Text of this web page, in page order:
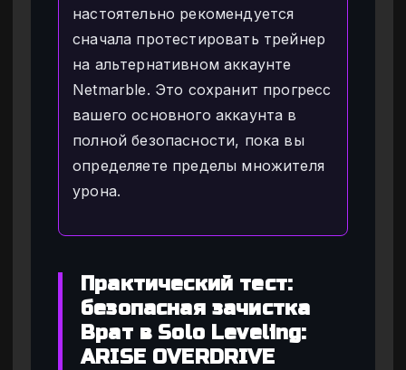
настоятельно рекомендуется
сначала протестировать трейнер
на альтернативном аккаунте
Netmarble. Это сохранит прогресс
вашего основного аккаунта в
полной безопасности, пока вы
определяете пределы множителя
урона.
Практический тест:
безопасная зачистка
Врат в Solo Leveling:
ARISE OVERDRIVE